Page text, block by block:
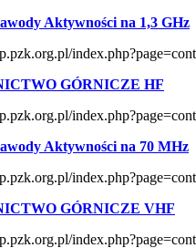
Aktywności na 1,3 GHz
GÓRNICZE HF
Aktywności na 70 MHz
GÓRNICZE VHF